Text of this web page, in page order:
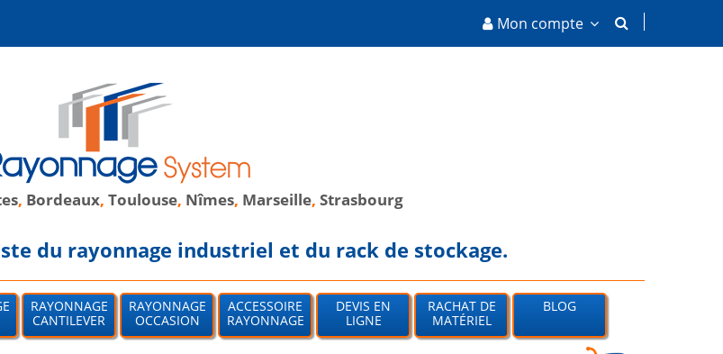
Mon compte
, Bordeaux, Toulouse, Nîmes, Marseille, Strasbourg
du rayonnage industriel et du rack de stockage.
RAYONNAGE
CANTILEVER
RAYONNAGE
OCCASION
ACCESSOIRE
RAYONNAGE
DEVIS EN
LIGNE
RACHAT DE
MATÉRIEL
BLOG